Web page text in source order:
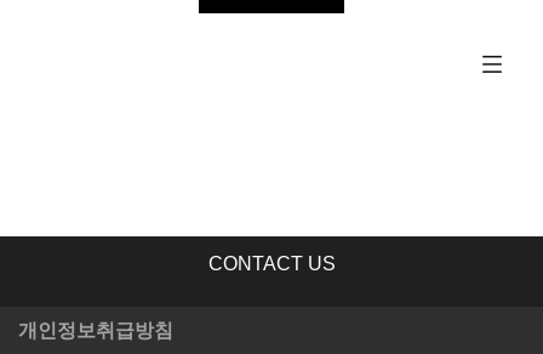
CONTACT US
개인정보취급방침